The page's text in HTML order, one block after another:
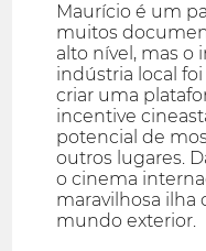
Maurício é um
muitos
alto nível, mas o
indústria local
criar uma
incentive
potencial de
outros lugares.
o cinema
maravilhosa ilha
mundo exterior.